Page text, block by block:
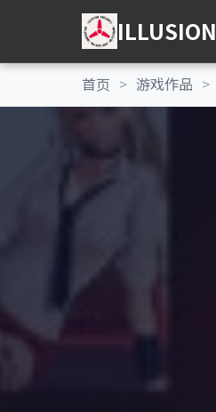
ILLUSION
首页 游戏作品